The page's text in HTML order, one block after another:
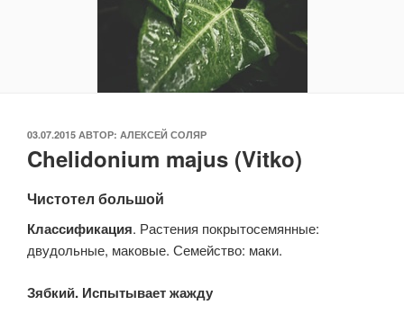
ОПУБЛИКОВАНО
03.07.2015 АВТОР: АЛЕКСЕЙ СОЛЯР
Chelidonium majus (Vitko)
Чистотел большой
Классификация. Растения покрытосемянные:
двудольные, маковые. Семейство: маки.
Зябкий. Испытывает жажду